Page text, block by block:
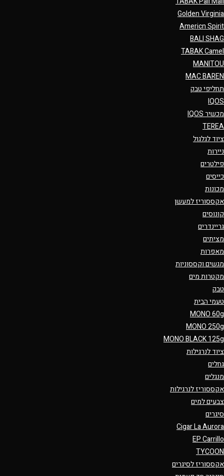
Golden Virginia
Americn Spirit
BALI SHAG
TABAK Camel
MANITOU
MAC BAREN
תחליפי טבק
IQOS
מכשיר IQOS
TEREA
ציוד לגלגול
ניירות
פילטרים
כייסים
מכונות
אקססוריז למעשן
קונוסים
גריינדרים
מציתים
מאפרות
מגשים וקססוניות
מקטרות מים
טבק
טעמי הבית
MONO 60g
MONO 250g
MONO BLACK 125g
ציוד לנרגילות
גחלים
מנגלים
אקססוריז לנרגילות
צבעים למים
סיגרים
Cigar La Aurora
EP Carrillo
TYCOON
אקססוריז לסיגרים